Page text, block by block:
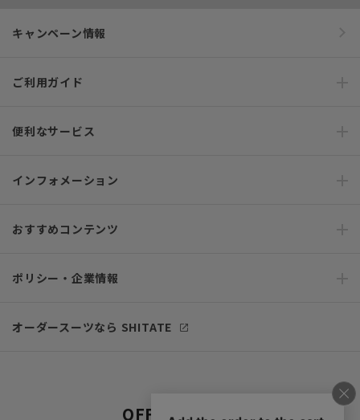
キャンペーン情報
ご利用ガイド
便利なサービス
インフォメーション
おすすめコンテンツ
ポリシー・企業情報
オーダースーツなら SHITATE
OFFICIAL SNS